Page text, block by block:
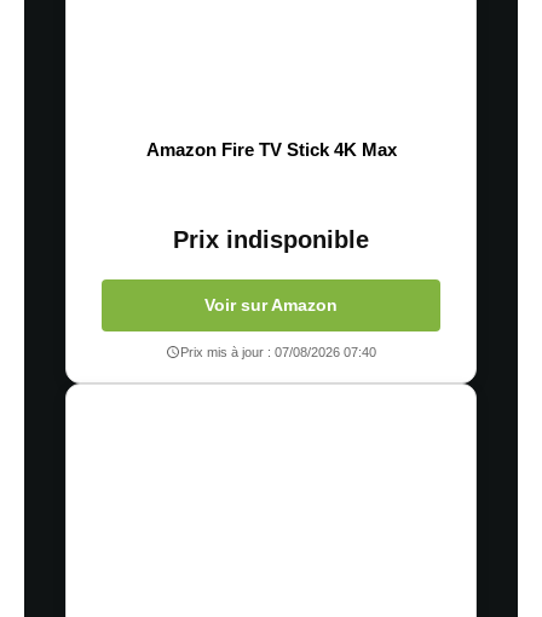
Amazon Fire TV Stick 4K Max
Prix indisponible
Voir sur Amazon
Prix mis à jour : 07/08/2026 07:40